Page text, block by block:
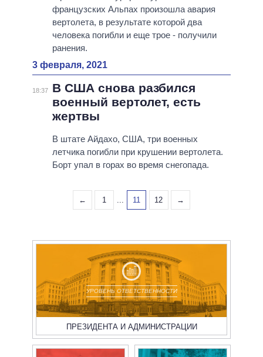
французских Альпах произошла авария
вертолета, в результате которой два
человека погибли и еще трое - получили
ранения.
3 февраля, 2021
18:37
В США снова разбился
военный вертолет, есть
жертвы
В штате Айдахо, США, три военных
летчика погибли при крушении вертолета.
Борт упал в горах во время снегопада.
← 1 ... 11 12 →
УРОВЕНЬ ОТВЕТСТВЕННОСТИ
ПРЕЗИДЕНТА И АДМИНИСТРАЦИИ